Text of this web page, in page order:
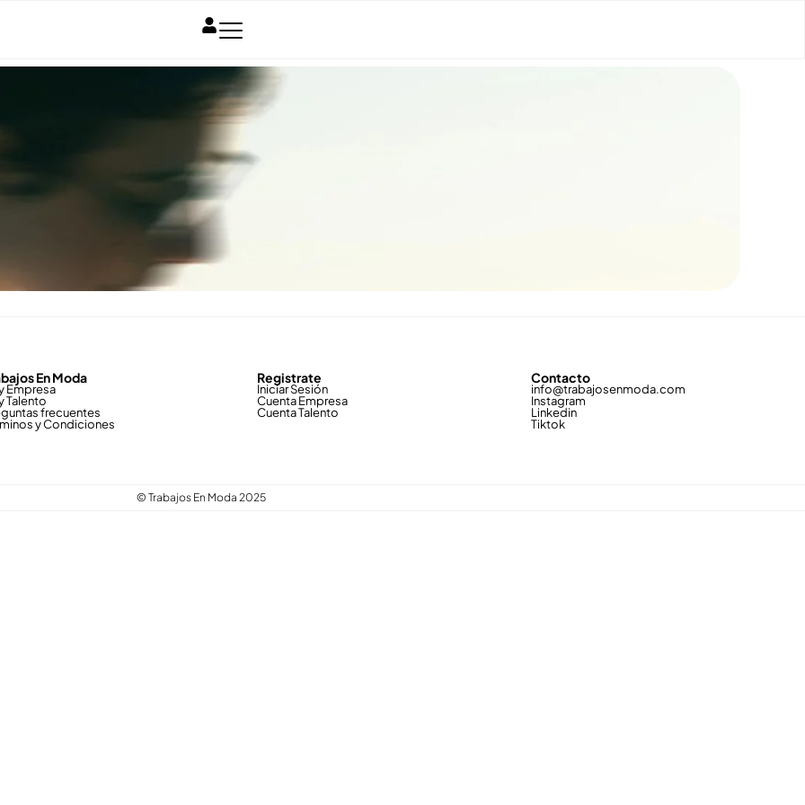
En Moda
Empresa
Talento
frecuentes
y Condiciones
Registrate
Iniciar Sesión
Cuenta Empresa
Cuenta Talento
Contacto
info@trabajosenmoda.com
Instagram
Linkedin
Tiktok
© Trabajos En Moda 2025